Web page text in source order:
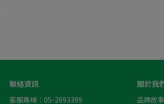
聯絡資訊
客服專線：05-2693399
關於我
品牌故事